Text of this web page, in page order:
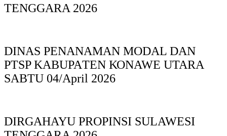
TENGGARA 2026
DINAS PΕΝΑΝΑΜAN MODAL DAN
PTSP KABUPAΤΕΝ ΚΟNAWE UTARA
SABTU 04/April 2026
DIRGAHAYU PROPINSI SULAWESI